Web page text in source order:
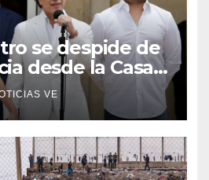
se despide de
desde la Casa
VE